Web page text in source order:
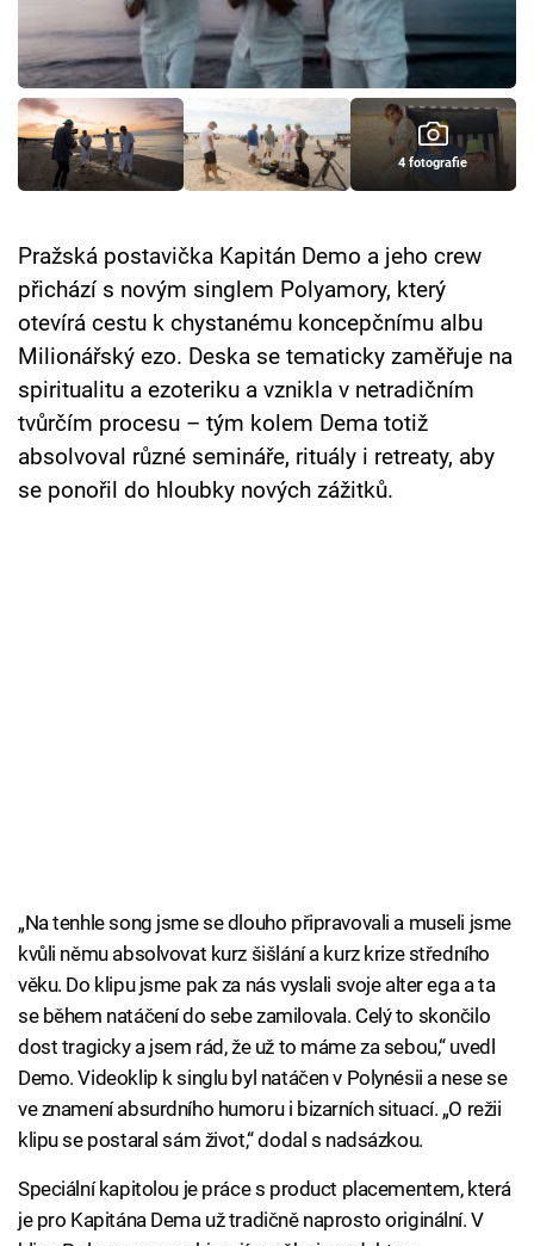
Cool Esport
Pořady
TV Program
Přihlášení
Sledujte nás
4 fotografie
Pražská postavička Kapitán Demo a jeho crew
přichází s novým singlem Polyamory, který
otevírá cestu k chystanému koncepčnímu albu
Milionářský ezo. Deska se tematicky zaměřuje na
spiritualitu a ezoteriku a vznikla v netradičním
tvůrčím procesu – tým kolem Dema totiž
absolvoval různé semináře, rituály i retreaty, aby
se ponořil do hloubky nových zážitků.
„Na tenhle song jsme se dlouho připravovali a museli jsme
kvůli němu absolvovat kurz šišlání a kurz krize středního
věku. Do klipu jsme pak za nás vyslali svoje alter ega a ta
se během natáčení do sebe zamilovala. Celý to skončilo
dost tragicky a jsem rád, že už to máme za sebou,“ uvedl
Demo. Videoklip k singlu byl natáčen v Polynésii a nese se
ve znamení absurdního humoru i bizarních situací. „O režii
klipu se postaral sám život,“ dodal s nadsázkou.
Speciální kapitolou je práce s product placementem, která
je pro Kapitána Dema už tradičně naprosto originální. V